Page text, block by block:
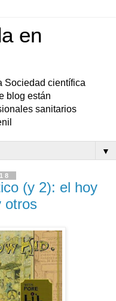
en
Sociedad científica
blog están
sanitarios
▼
(y 2): el hoy
otros